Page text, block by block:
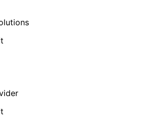
The Best Fintech & Solutions
Forex Traders Summit
Best Technology Provider
Forex Traders Summit